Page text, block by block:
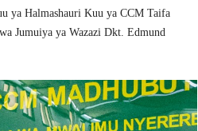
ya Halmashauri Kuu ya CCM Taifa
Jumuiya ya Wazazi Dkt. Edmund